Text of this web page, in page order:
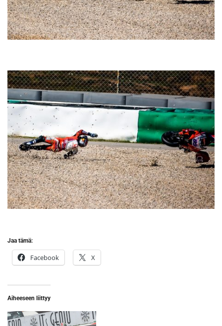
Jaa tämä:
Facebook X
Aiheeseen liittyy